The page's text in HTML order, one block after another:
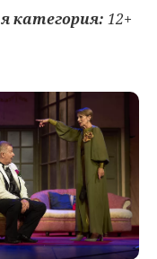
категория: 12+